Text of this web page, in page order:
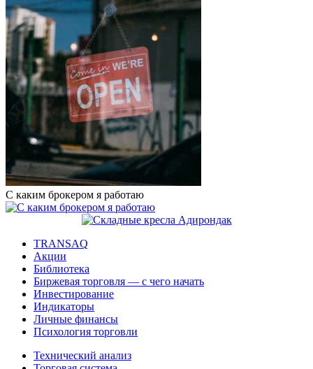
С каким брокером я работаю
TRANSAQ
Акции
Библиотека
Биржевая торговля — с чего начать
Инвестирование
Индикаторы
Личные финансы
Психология торговли
Технический анализ